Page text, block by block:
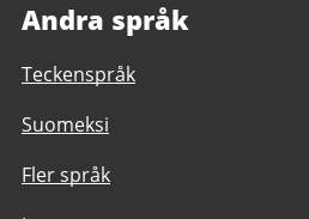
Andra språk
Teckenspråk
Suomeksi
Fler språk